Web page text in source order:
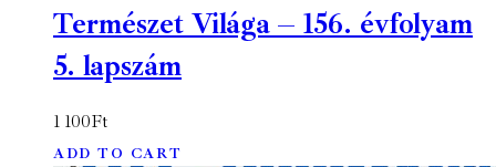
Természet Világa – 156. évfolyam
5. lapszám
1 100Ft
ADD TO CART